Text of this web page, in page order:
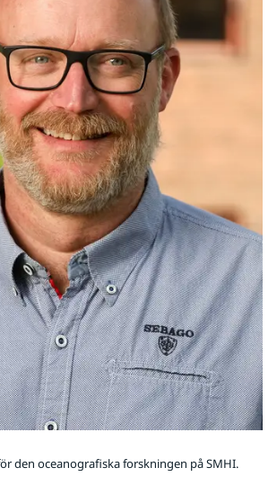
den oceanografiska forskningen på SMHI.